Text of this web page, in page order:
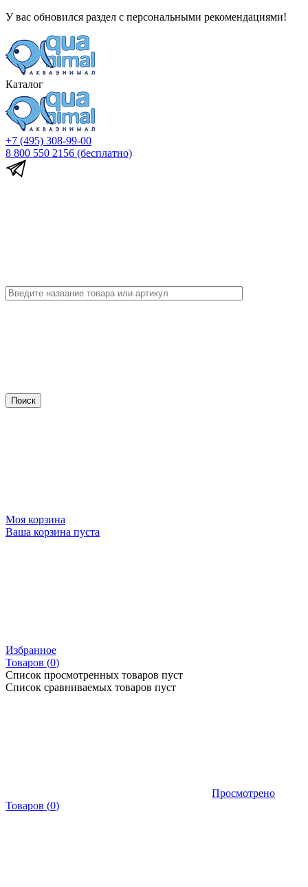
У вас обновился раздел с персональными рекомендациями!
Каталог
+7 (495) 308-99-00
8 800 550 2156 (бесплатно)
Моя корзина
Ваша корзина пуста
Избранное
Товаров (0)
Список просмотренных товаров пуст
Список сравниваемых товаров пуст
Просмотрено
Товаров (0)